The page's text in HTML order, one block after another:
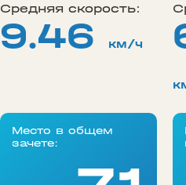
Средняя скорость:
9.46 км/ч
Место в общем
зачете: